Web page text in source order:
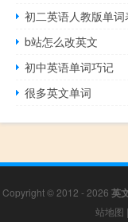
初二英语人教版单词
b站怎么改英文
初中英语单词巧记
很多英文单词
Copyright © 2012 - 2026 英
站地图 |